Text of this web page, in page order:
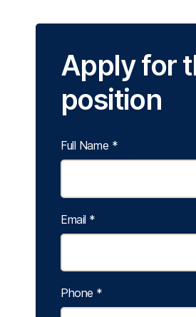
Apply for
position
Full Name *
Email *
Phone *